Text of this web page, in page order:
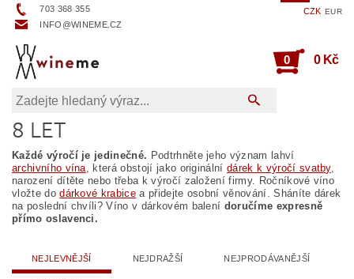
703 368 355
INFO@WINEME.CZ
CZK EUR
0 0 Kč
8 LET
Každé výročí je jedinečné. Podtrhněte jeho význam lahví
archivního vína, která obstojí jako originálnídárek k výročí svatby,
narození dítěte nebo třeba k výročí založení firmy. Ročníkové víno
vložte dodárkové krabice a přidejte osobní věnování. Sháníte dárek
na poslední chvíli? Víno v dárkovém balení doručíme expresně
přímo oslavenci.
NEJLEVNĚJŠÍ NEJDRAŽŠÍ NEJPRODÁVANĚJŠÍ